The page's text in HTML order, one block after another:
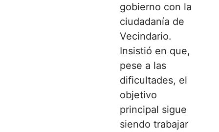
gobierno con la
ciudadanía de
Vecindario.
Insistió en que,
pese a las
dificultades, el
objetivo
principal sigue
siendo trabajar